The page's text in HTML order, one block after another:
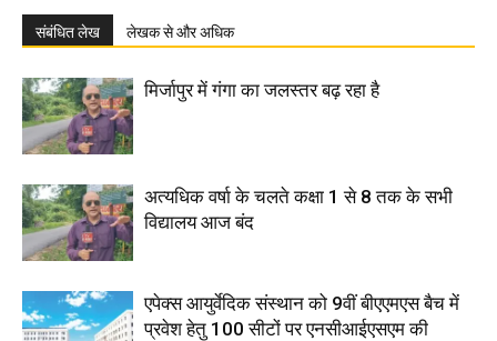
संबंधित लेख लेखक से और अधिक
मिर्जापुर में गंगा का जलस्तर बढ़ रहा है
अत्यधिक वर्षा के चलते कक्षा 1 से 8 तक के सभी
विद्यालय आज बंद
एपेक्स आयुर्वेदिक संस्थान को 9वीं बीएएमएस बैच में
प्रवेश हेतु 100 सीटों पर एनसीआईएसएम की